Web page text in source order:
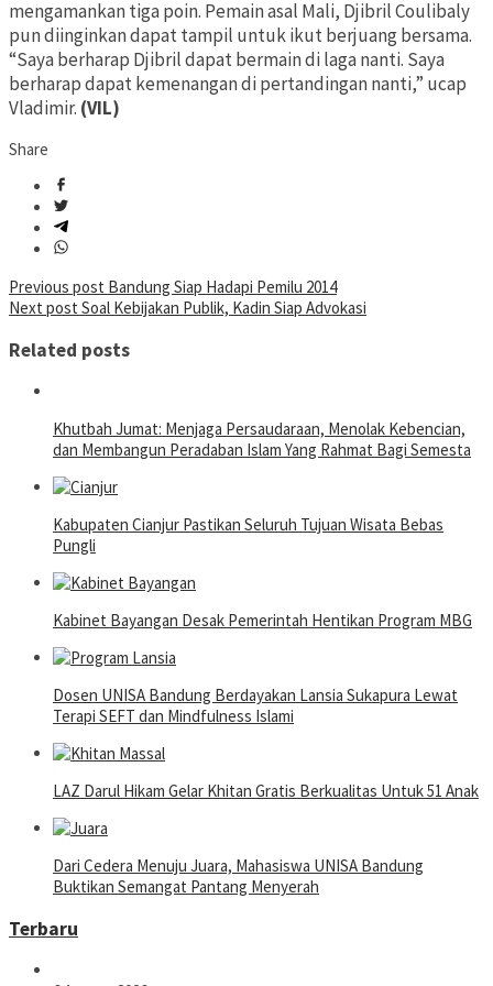
mengamankan tiga poin. Pemain asal Mali, Djibril Coulibaly
pun diinginkan dapat tampil untuk ikut berjuang bersama.
“Saya berharap Djibril dapat bermain di laga nanti. Saya
berharap dapat kemenangan di pertandingan nanti,” ucap
Vladimir. (VIL)
Share
Post
navigation
Previous post Bandung Siap Hadapi Pemilu 2014
Next post Soal Kebijakan Publik, Kadin Siap Advokasi
Related posts
Khutbah Jumat: Menjaga Persaudaraan, Menolak Kebencian,
dan Membangun Peradaban Islam Yang Rahmat Bagi Semesta
Kabupaten Cianjur Pastikan Seluruh Tujuan Wisata Bebas
Pungli
Kabinet Bayangan Desak Pemerintah Hentikan Program MBG
Dosen UNISA Bandung Berdayakan Lansia Sukapura Lewat
Terapi SEFT dan Mindfulness Islami
LAZ Darul Hikam Gelar Khitan Gratis Berkualitas Untuk 51 Anak
Dari Cedera Menuju Juara, Mahasiswa UNISA Bandung
Buktikan Semangat Pantang Menyerah
Terbaru